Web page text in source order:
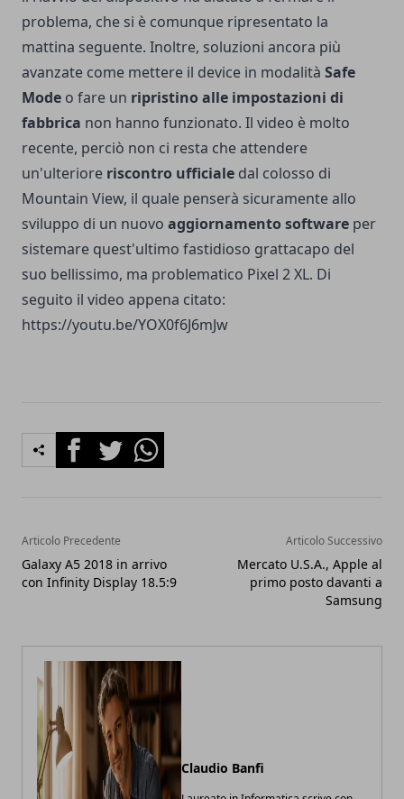
problema, che si è comunque ripresentato la
mattina seguente. Inoltre, soluzioni ancora più
avanzate come mettere il device in modalità Safe
Mode o fare un ripristino alle impostazioni di
fabbrica non hanno funzionato. Il video è molto
recente, perciò non ci resta che attendere
un'ulteriore riscontro ufficiale dal colosso di
Mountain View, il quale penserà sicuramente allo
sviluppo di un nuovo aggiornamento software per
sistemare quest'ultimo fastidioso grattacapo del
suo bellissimo, ma problematico Pixel 2 XL. Di
seguito il video appena citato:
https://youtu.be/YOX0f6J6mJw
FacebookTwitterWhatsapp
Articolo Precedente
Galaxy A5 2018 in arrivo
con Infinity Display 18.5:9
Articolo Successivo
Mercato U.S.A., Apple al
primo posto davanti a
Samsung
Claudio Banfi